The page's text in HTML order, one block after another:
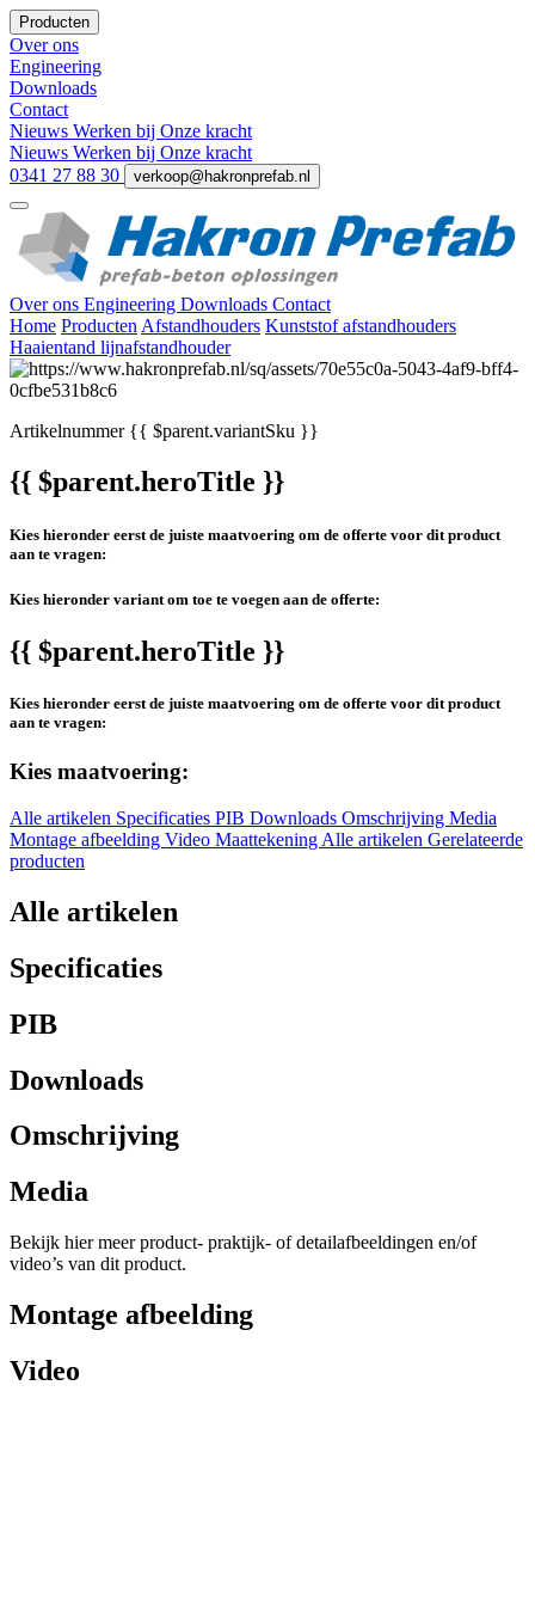
Producten
Over ons
Engineering
Downloads
Contact
Nieuws Werken bij Onze kracht
Nieuws Werken bij Onze kracht
0341 27 88 30
verkoop@hakronprefab.nl
Over ons Engineering Downloads Contact
Home ProductenAfstandhouders Kunststof afstandhouders
Haaientand lijnafstandhouder
Artikelnummer{{ $parent.variantSku }}
{{ $parent.heroTitle }}
Kies hieronder eerst de juiste maatvoering om de offerte voor dit product
aan te vragen:
Kies hieronder variant om toe te voegen aan de offerte:
{{ $parent.heroTitle }}
Kies hieronder eerst de juiste maatvoering om de offerte voor dit product
aan te vragen:
Kies maatvoering:
Alle artikelen Specificaties PIB Downloads Omschrijving Media
Montage afbeelding Video Maattekening Alle artikelen Gerelateerde
producten
Alle artikelen
Specificaties
PIB
Downloads
Omschrijving
Media
Bekijk hier meer product- praktijk- of detailafbeeldingen en/of
video’s van dit product.
Montage afbeelding
Video